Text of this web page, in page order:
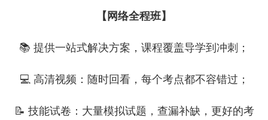
【网络全程班】
📚 提供一站式解决方案，课程覆盖导学到冲刺；
💻 高清视频：随时回看，每个考点都不容错过；
📝 技能试卷：大量模拟试题，查漏补缺，更好的考